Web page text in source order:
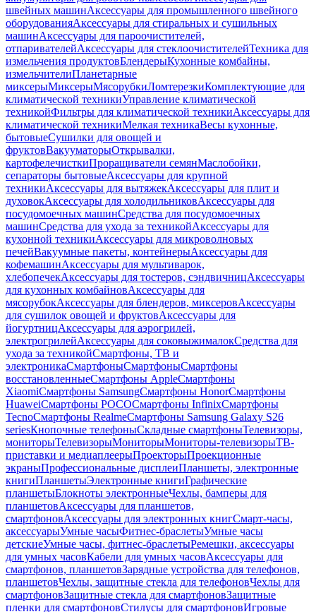
швейных машинАксессуары для промышленного швейного
оборудованияАксессуары для стиральных и сушильных
машинАксессуары для пароочистителей,
отпаривателейАксессуары для стеклоочистителейТехника для
измельчения продуктовБлендерыКухонные комбайны,
измельчителиПланетарные
миксерыМиксерыМясорубкиЛомтерезкиКомплектующие для
климатической техникиУправление климатической
техникойФильтры для климатической техникиАксессуары для
климатической техникиМелкая техникаВесы кухонные,
бытовыеСушилки для овощей и
фруктовВакууматорыОткрывалки,
картофелечисткиПроращиватели семянМаслобойки,
сепараторы бытовыеАксессуары для крупной
техникиАксессуары для вытяжекАксессуары для плит и
духовокАксессуары для холодильниковАксессуары для
посудомоечных машинСредства для посудомоечных
машинСредства для ухода за техникойАксессуары для
кухонной техникиАксессуары для микроволновых
печейВакуумные пакеты, контейнерыАксессуары для
кофемашинАксессуары для мультиварок,
хлебопечекАксессуары для тостеров, сэндвичницАксессуары
для кухонных комбайновАксессуары для
мясорубокАксессуары для блендеров, миксеровАксессуары
для сушилок овощей и фруктовАксессуары для
йогуртницАксессуары для аэрогрилей,
электрогрилейАксессуары для соковыжималокСредства для
ухода за техникойСмартфоны, ТВ и
электроникаСмартфоныСмартфоныСмартфоны
восстановленныеСмартфоны AppleСмартфоны
XiaomiСмартфоны SamsungСмартфоны HonorСмартфоны
HuaweiСмартфоны POCOСмартфоны InfinixСмартфоны
TecnoСмартфоны RealmeСмартфоны Samsung Galaxy S26
seriesКнопочные телефоныСкладные смартфоныТелевизоры,
мониторыТелевизорыМониторыМониторы-телевизорыТВ-
приставки и медиаплеерыПроекторыПроекционные
экраныПрофессиональные дисплеиПланшеты, электронные
книгиПланшетыЭлектронные книгиГрафические
планшетыБлокноты электронныеЧехлы, бамперы для
планшетовАксессуары для планшетов,
смартфоновАксессуары для электронных книгСмарт-часы,
аксессуарыУмные часыФитнес-браслетыУмные часы
детскиеУмные часы, фитнес-браслетыРемешки, аксессуары
для умных часовКабели для умных часовАксессуары для
смартфонов, планшетовЗарядные устройства для телефонов,
планшетовЧехлы, защитные стекла для телефоновЧехлы для
смартфоновЗащитные стекла для смартфоновЗащитные
пленки для смартфоновСтилусы для смартфоновИгровые